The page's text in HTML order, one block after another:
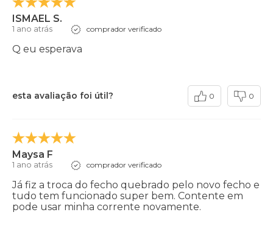
ISMAEL S.
1 ano atrás comprador verificado
Q eu esperava
esta avaliação foi útil? 0 0
Maysa F
1 ano atrás comprador verificado
Já fiz a troca do fecho quebrado pelo novo fecho e
tudo tem funcionado super bem. Contente em
pode usar minha corrente novamente.